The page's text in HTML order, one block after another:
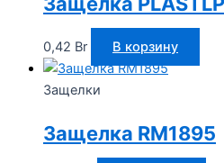
0,42 Br В корзину
Защелки
Защелка RM1895